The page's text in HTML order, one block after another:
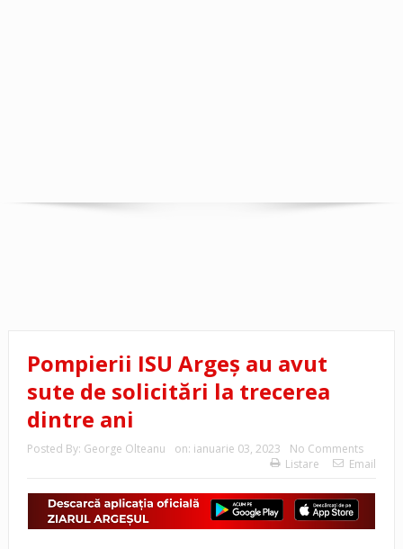
Pompierii ISU Argeş au avut
sute de solicitări la trecerea
dintre ani
Posted By: George Olteanu on: ianuarie 03, 2023
No Comments
Listare
Email